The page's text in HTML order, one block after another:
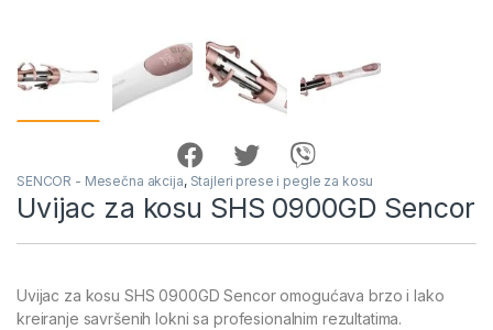
SENCOR - Mesečna akcija, Stajleri prese i pegle za kosu
Uvijac za kosu SHS 0900GD Sencor
Uvijac za kosu SHS 0900GD Sencor omogućava brzo i lako
kreiranje savršenih lokni sa profesionalnim rezultatima.